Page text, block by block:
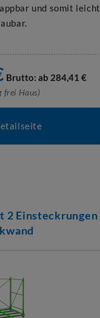
und somit leicht
Brutto: ab 284,41 €
frei Haus)
2 Einsteckrungen